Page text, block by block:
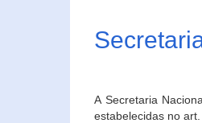
A Secretaria
estabelecidas no